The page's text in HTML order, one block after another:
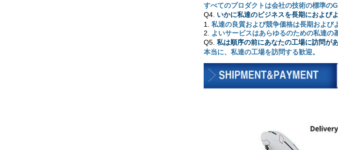
すべてのプロダクトは会社の技術の標準の
Q4. いかに私達のビジネスを長期におよび
1. 私達の良質および競争価格は長期および
2.
よいサービスはあらゆるのための私達の
Q5. 私は順序の前にあなたの工場に訪問が
本当に、私達の工場を訪問する歓迎。